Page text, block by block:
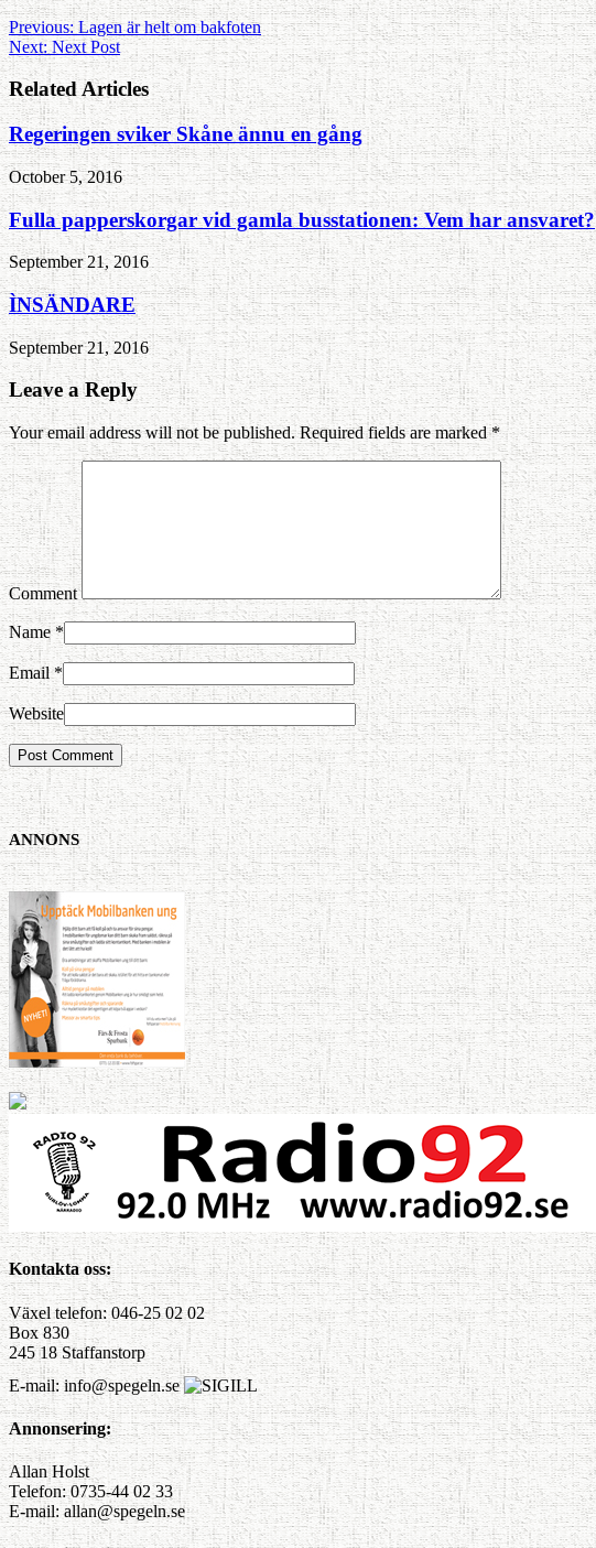
Previous: Lagen är helt om bakfoten
Next:Next Post
Related Articles
Regeringen sviker Skåne ännu en gång
October 5, 2016
Fulla papperskorgar vid gamla busstationen: Vem har ansvaret?
September 21, 2016
ÌNSÄNDARE
September 21, 2016
Leave a Reply
Your email address will not be published. Required fields are marked*
Comment
Name *
Email *
Website
ANNONS
Kontakta oss:
Växel telefon: 046-25 02 02
Box 830
245 18 Staffanstorp
E-mail: info@spegeln.se
Annonsering:
Allan Holst
Telefon: 0735-44 02 33
E-mail: allan@spegeln.se